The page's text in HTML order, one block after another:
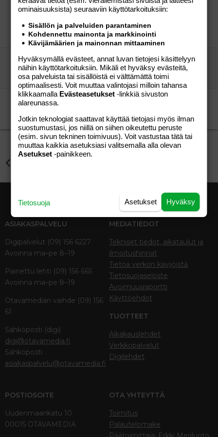
Päädyttiin sitten Eurodisneyn sijaan Bulgariaan
Annekat
Perhe-elämä
1
Perhe-elämä
17.07.2010
fitsari
KYPROS matkakohteena?
taustalla Perhe-elämä
8
Perhe-elämä
01.06.2007
Raivotar
Kööpenhamina
2
Aihe vapaa
24.08.2008
äiti 40plusplus
ASIAKASPALVELU
Digipalvelut (09) 156 6227
Avoinna ma–pe 8–19
Painettu lehti (09) 156 665
Avoinna ma–pe 8–19
Otavamedian vaihde (09) 156
61
Sähköposti (digi)
digi@otavamedia.fi
Sähköposti
asiakaspalvelu@otavamedia.fi
MEDIATIEDOT
Tekniset tiedot, aikataulut ja
ilmoitushinnat
Tietoa verkon kävijöistä
Tietosuojaseloste
Avoimuusraportti
Käyttöehdot
TUOTTEET
Aikakauslehdet
Verkkopalvelut
Digilehdet
POSTIOSOITE
Uudenmaankatu 10
00015 OTAVAMEDIA
OTA YHTEYTTÄ
Toimitus
Palautelomake
ominaisuuk­sista) seuraaviin käyttötarkoituksiin:
Sisällön ja palveluiden parantaminen
Kohdennettu mainonta ja markkinointi
Kävijämäärien ja mainonnan mittaaminen
Hyväksymällä evästeet, annat luvan tietojesi käsittelyyn
näihin käyttötarkoituksiin. Mikäli et hyväksy evästeitä,
osa palveluista tai sisällöistä ei välttämättä toimi
optimaalisesti. Voit muuttaa valintojasi milloin tahansa
klikkaamalla Evästeasetukset -linkkiä sivuston
alareunassa.
Jotkin teknologiat saattavat käyttää tietojasi myös ilman
suostumustasi, jos niillä on siihen oikeutettu peruste
(esim. sivun tekninen toimivuus). Voit vastustaa tätä tai
muuttaa kaikkia asetuksiasi valitsemalla alla olevan
Asetukset -painikkeen.
Hyväksy
Asetukset
Tietosuoja